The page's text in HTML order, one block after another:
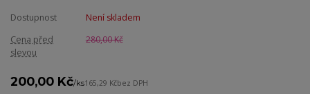
Dostupnost
Není skladem
Cena před
slevou
280,00 Kč
200,00 Kč/ks165,29 Kčbez DPH